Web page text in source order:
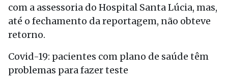
com a assessoria do Hospital Santa Lúcia, mas,
até o fechamento da reportagem, não obteve
retorno.
Covid-19: pacientes com plano de saúde têm
problemas para fazer teste